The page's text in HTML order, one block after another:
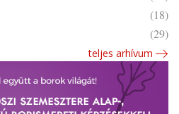
(18)
(29)
teljes arhívum